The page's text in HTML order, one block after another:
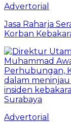
Advertorial
Jasa Raharja
Korban
Advertorial